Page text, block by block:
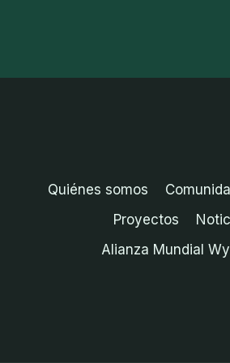
Quiénes somos
Proyectos
Alianza Mundial